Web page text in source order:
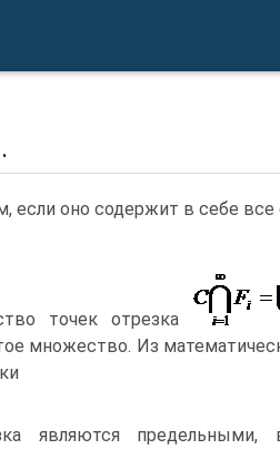
если оно содержит в себе
точек отрезка
множество. Из
являются